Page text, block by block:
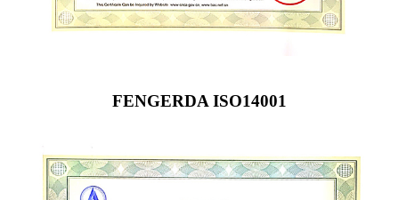
FENGERDA ISO14001